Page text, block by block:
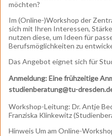
möchten?
Im (Online-)Workshop der
sich mit Ihren Interessen,
nutzen diese, um Ideen für
Berufsmöglichkeiten zu
Das Angebot eignet sich für
Anmeldung: Eine frühzeitige
studienberatung@tu-
Workshop-Leitung: Dr. Antje
Franziska Klinkewitz
Hinweis Um am Online-